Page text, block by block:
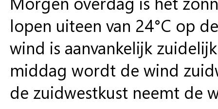
lopen uiteen van 24°C op
wind is aanvankelijk
middag wordt de wind
de zuidwestkust neemt de